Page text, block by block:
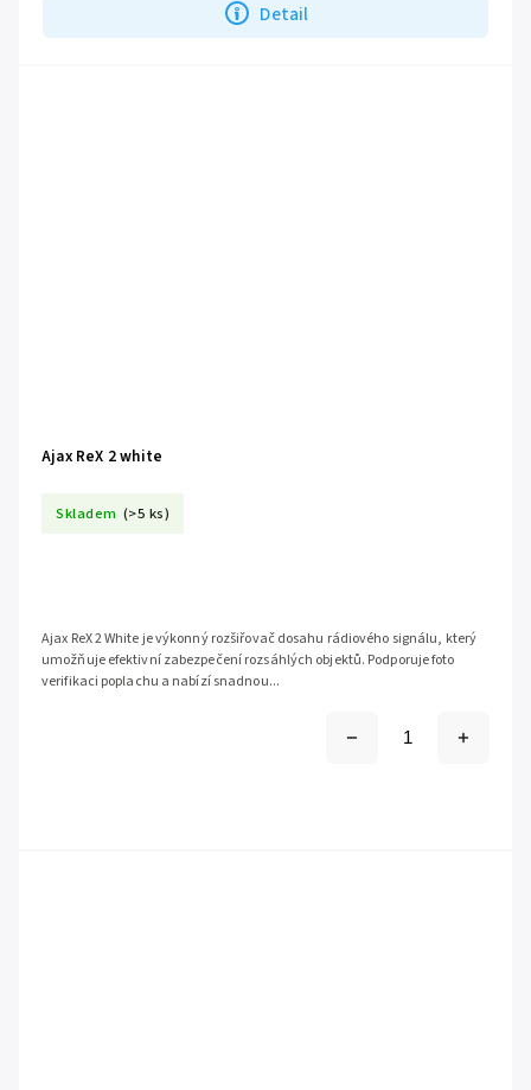
Detail
Ajax ReX 2 white
Skladem (>5 ks)
Ajax ReX 2 White je výkonný rozšiřovač dosahu rádiového signálu, který
umožňuje efektivní zabezpečení rozsáhlých objektů. Podporuje foto
verifikaci poplachu a nabízí snadnou...